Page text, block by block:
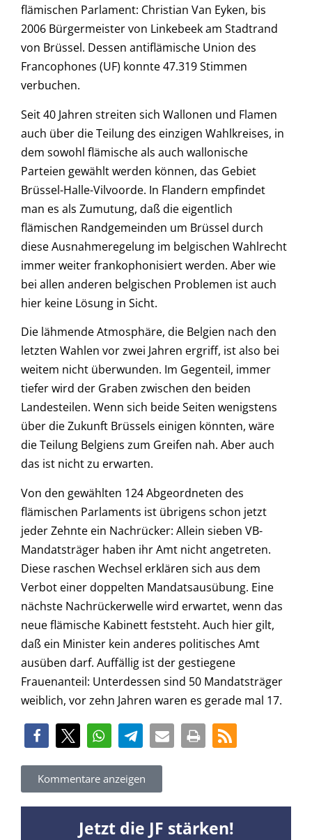
flämischen Parlament: Christian Van Eyken, bis
2006 Bürgermeister von Linkebeek am Stadtrand
von Brüssel. Dessen antiflämische Union des
Francophones (UF) konnte 47.319 Stimmen
verbuchen.
Seit 40 Jahren streiten sich Wallonen und Flamen
auch über die Teilung des einzigen Wahlkreises, in
dem sowohl flämische als auch wallonische
Parteien gewählt werden können, das Gebiet
Brüssel-Halle-Vilvoorde. In Flandern empfindet
man es als Zumutung, daß die eigentlich
flämischen Randgemeinden um Brüssel durch
diese Ausnahmeregelung im belgischen Wahlrecht
immer weiter frankophonisiert werden. Aber wie
bei allen anderen belgischen Problemen ist auch
hier keine Lösung in Sicht.
Die lähmende Atmosphäre, die Belgien nach den
letzten Wahlen vor zwei Jahren ergriff, ist also bei
weitem nicht überwunden. Im Gegenteil, immer
tiefer wird der Graben zwischen den beiden
Landesteilen. Wenn sich beide Seiten wenigstens
über die Zukunft Brüssels einigen könnten, wäre
die Teilung Belgiens zum Greifen nah. Aber auch
das ist nicht zu erwarten.
Von den gewählten 124 Abgeordneten des
flämischen Parlaments ist übrigens schon jetzt
jeder Zehnte ein Nachrücker: Allein sieben VB-
Mandatsträger haben ihr Amt nicht angetreten.
Diese raschen Wechsel erklären sich aus dem
Verbot einer doppelten Mandatsausübung. Eine
nächste Nachrückerwelle wird erwartet, wenn das
neue flämische Kabinett feststeht. Auch hier gilt,
daß ein Minister kein anderes politisches Amt
ausüben darf. Auffällig ist der gestiegene
Frauenanteil: Unterdessen sind 50 Mandatsträger
weiblich, vor zehn Jahren waren es gerade mal 17.
Kommentare anzeigen
Jetzt die JF stärken!